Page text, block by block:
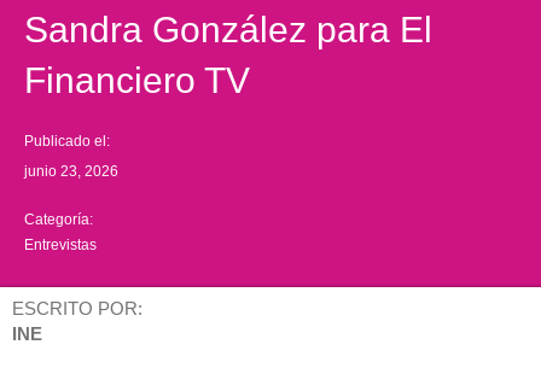
Sandra González para El
Financiero TV
Publicado el:
junio 23, 2026
Categoría:
Entrevistas
ESCRITO POR:
INE